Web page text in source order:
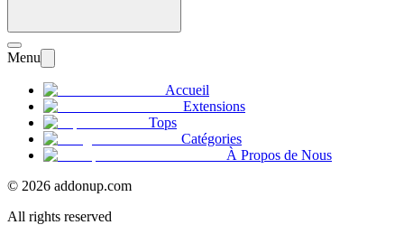
Menu
Accueil
Extensions
Tops
Catégories
À Propos de Nous
© 2026 addonup.com
All rights reserved